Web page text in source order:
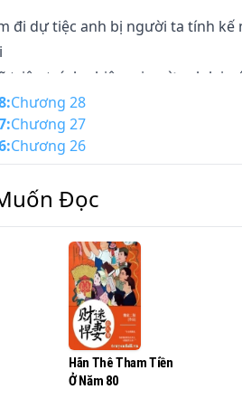
đi dự tiệc anh bị người ta tính kế
triệu trách nhiệm ai ngờ anh lại
tôi rồi tôi sẽ cưới cô à. đừng mơ
khi cô quay lại.
:Chương 28
:Chương 27
:Chương 26
Đọc
Hãn Thê Tham Tiền
Ở Năm 80